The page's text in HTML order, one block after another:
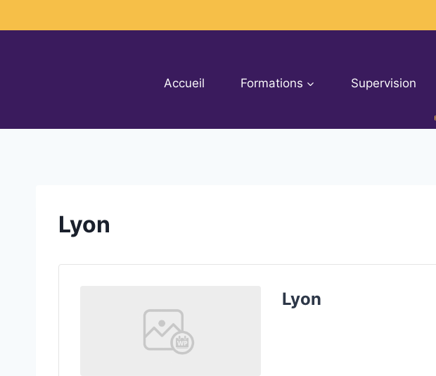
Accueil Formations Supervision
Lyon
Lyon